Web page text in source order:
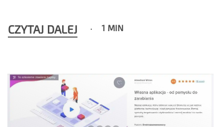
CZYTAJ DALEJ 1 MIN